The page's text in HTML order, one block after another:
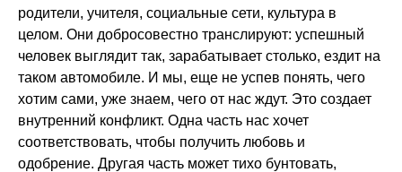
родители, учителя, социальные сети, культура в
целом. Они добросовестно транслируют: успешный
человек выглядит так, зарабатывает столько, ездит на
таком автомобиле. И мы, еще не успев понять, чего
хотим сами, уже знаем, чего от нас ждут. Это создает
внутренний конфликт. Одна часть нас хочет
соответствовать, чтобы получить любовь и
одобрение. Другая часть может тихо бунтовать,